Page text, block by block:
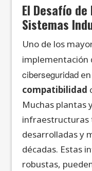
El Desafío
Sistemas
Uno de los
implementación
ciberseguridad
compatibilidad
Muchas plantas
infraestructuras
desarrolladas y
décadas. Estas
robustas,